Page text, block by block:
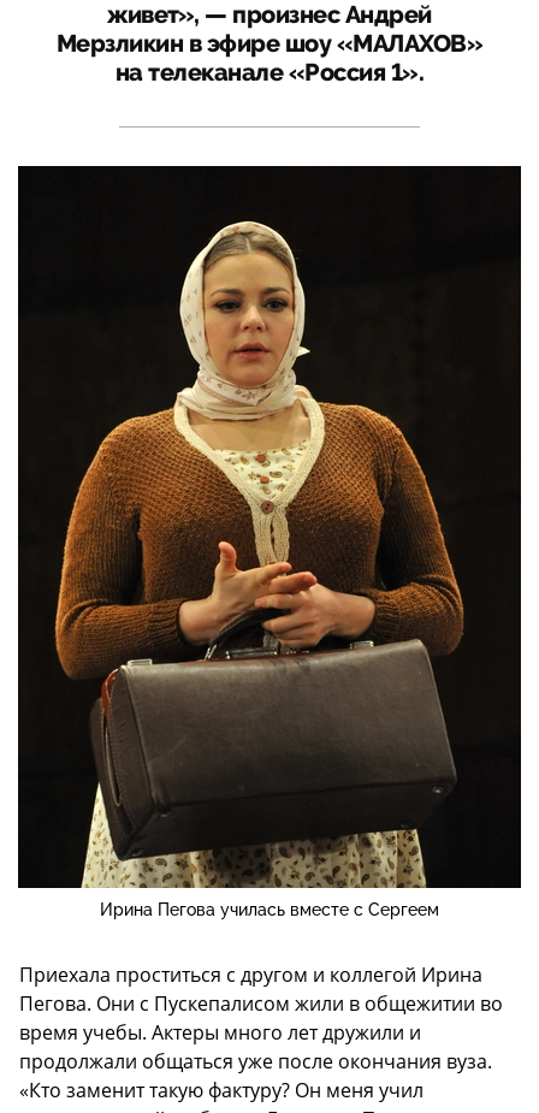
живет», — произнес Андрей
Мерзликин в эфире шоу «МАЛАХОВ»
на телеканале «Россия 1».
Ирина Пегова училась вместе с Сергеем
Приехала проститься с другом и коллегой Ирина
Пегова. Они с Пускепалисом жили в общежитии во
время учебы. Актеры много лет дружили и
продолжали общаться уже после окончания вуза.
«Кто заменит такую фактуру? Он меня учил